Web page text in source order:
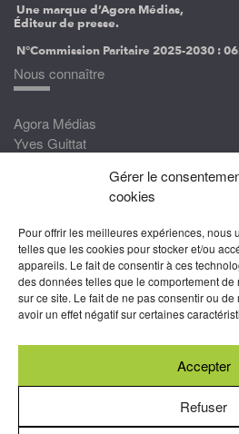
Gérer le
cookies
Pour offrir les meilleures expériences, nous
telles que les cookies pour stocker et/ou
appareils. Le fait de consentir à ces
des données telles que le comportement
sur ce site. Le fait de ne pas consentir ou
avoir un effet négatif sur certaines
Accepter
Refuser
Une marque d’Agora Médias,
Éditeur de presse.
N°Commission Paritaire 2025-2030 :
Nous connaître
Agora Médias
Yves Guittat
Devenez correspondant
Rejoignez nos experts
Devenez Partenaire
Nous suivre
Abonnez-vous à nos newsletters